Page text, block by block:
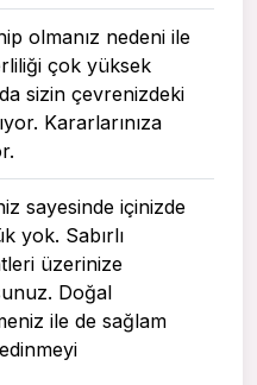
olmanız nedeni ile
çok yüksek
sizin çevrenizdeki
Kararlarınıza
sayesinde içinizde
yok. Sabırlı
üzerinize
Doğal
ile de sağlam